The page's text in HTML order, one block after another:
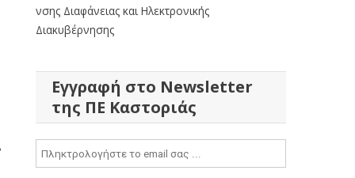
νσης Διαφάνειας και Ηλεκτρονικής
Διακυβέρνησης
Εγγραφή στο Newsletter
της ΠΕ Καστοριάς